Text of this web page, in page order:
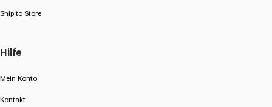
Ship to Store
Hilfe
Mein Konto
Kontakt